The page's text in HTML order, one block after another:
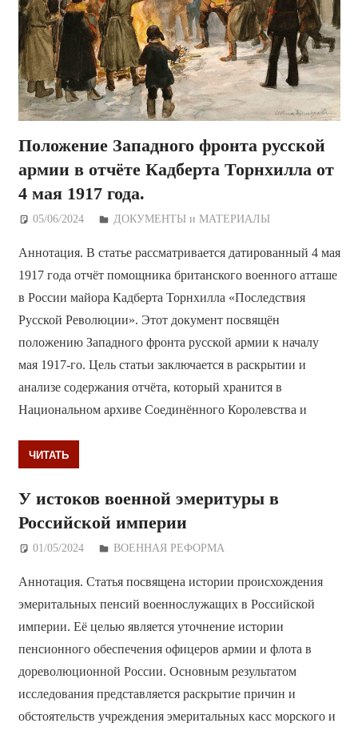
Положение Западного фронта русской
армии в отчёте Кадберта Торнхилла от
4 мая 1917 года.
05/06/2024 Дежурный по Редакции
ДОКУМЕНТЫ и МАТЕРИАЛЫ
Аннотация. В статье рассматривается датированный 4 мая
1917 года отчёт помощника британского военного атташе
в России майора Кадберта Торнхилла «Последствия
Русской Революции». Этот документ посвящён
положению Западного фронта русской армии к началу
мая 1917-го. Цель статьи заключается в раскрытии и
анализе содержания отчёта, который хранится в
Национальном архиве Соединённого Королевства и
ЧИТАТЬ
У истоков военной эмеритуры в
Российской империи
01/05/2024 Дежурный по Редакции
ВОЕННАЯ РЕФОРМА
Аннотация. Статья посвящена истории происхождения
эмеритальных пенсий военнослужащих в Российской
империи. Её целью является уточнение истории
пенсионного обеспечения офицеров армии и флота в
дореволюционной России. Основным результатом
исследования представляется раскрытие причин и
обстоятельств учреждения эмеритальных касс морского и